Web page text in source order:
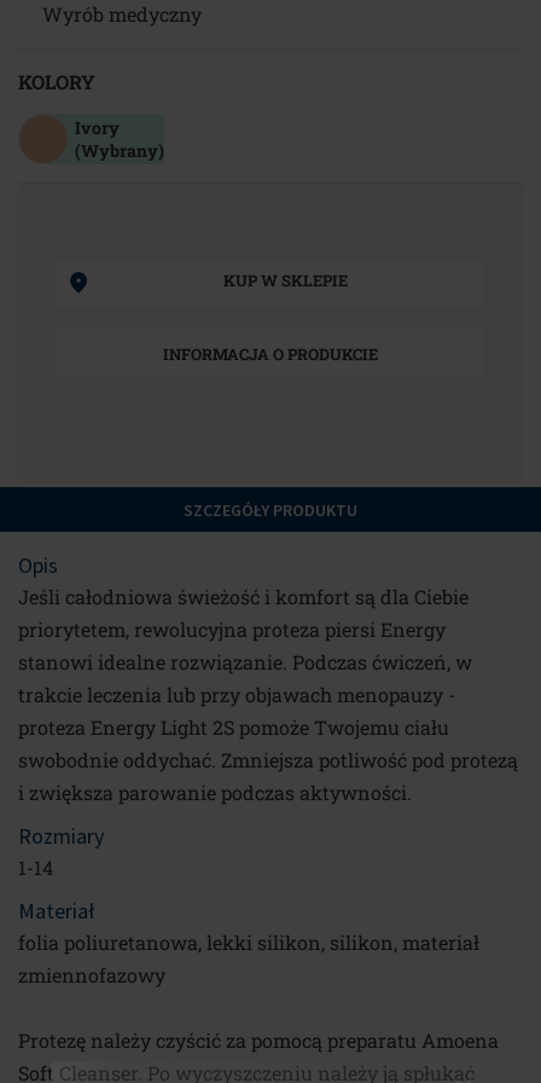
Bądź na bieżąco
Wyrób medyczny
KOLORY
Ivory
(Wybrany)
KUP W SKLEPIE
INFORMACJA O PRODUKCIE
SZCZEGÓŁY PRODUKTU
Opis
Jeśli całodniowa świeżość i komfort są dla Ciebie
priorytetem, rewolucyjna proteza piersi Energy
stanowi idealne rozwiązanie. Podczas ćwiczeń, w
trakcie leczenia lub przy objawach menopauzy -
proteza Energy Light 2S pomoże Twojemu ciału
swobodnie oddychać. Zmniejsza potliwość pod protezą
i zwiększa parowanie podczas aktywności.
Rozmiary
1-14
Materiał
folia poliuretanowa, lekki silikon, silikon, materiał
zmiennofazowy
Protezę należy czyścić za pomocą preparatu Amoena
Soft Cleanser. Po wyczyszczeniu należy ją spłukać